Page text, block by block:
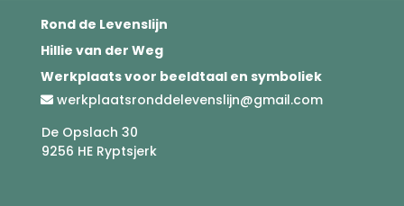
Rond de Levenslijn
Hillie van der Weg
Werkplaats voor beeldtaal en symboliek
werkplaatsronddelevenslijn@gmail.com
De Opslach 30
9256 HE Ryptsjerk